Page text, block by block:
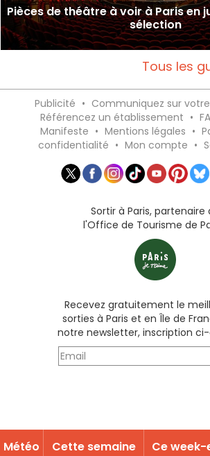
Pièces de théâtre à voir à Paris en
sélection
Tous les
Publicité • Communiquez sur
Référencez un établissement •
Manifeste • Mentions légales •
confidentialité • Mon compte •
Sortir à Paris, partenaire
l'Office de Tourisme de
Recevez gratuitement le
sorties à Paris et en Île de
notre newsletter, inscription ci-
Météo Cette semaine Ce week-